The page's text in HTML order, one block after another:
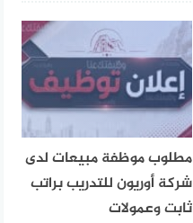
مطلوب موظفة مبيعات لدى
شركة أوريون للتدريب براتب
ثابت وعمولات